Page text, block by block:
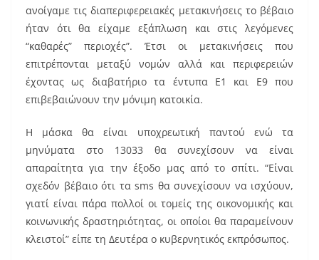
ανοίγαμε τις διαπεριφερειακές μετακινήσεις το βέβαιο
ήταν ότι θα είχαμε εξάπλωση και στις λεγόμενες
“καθαρές” περιοχές”. Έτσι οι μετακινήσεις που
επιτρέπονται μεταξύ νομών αλλά και περιφερειών
έχοντας ως διαβατήριο τα έντυπα Ε1 και Ε9 που
επιβεβαιώνουν την μόνιμη κατοικία.
Η μάσκα θα είναι υποχρεωτική παντού ενώ τα
μηνύματα στο 13033 θα συνεχίσουν να είναι
απαραίτητα για την έξοδο μας από το σπίτι. “Είναι
σχεδόν βέβαιο ότι τα sms θα συνεχίσουν να ισχύουν,
γιατί είναι πάρα πολλοί οι τομείς της οικονομικής και
κοινωνικής δραστηριότητας, οι οποίοι θα παραμείνουν
κλειστοί” είπε τη Δευτέρα ο κυβερνητικός εκπρόσωπος.